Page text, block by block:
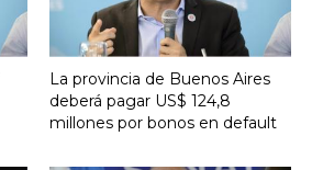
La provincia de Buenos Aires
deberá pagar US$ 124,8
millones por bonos en default